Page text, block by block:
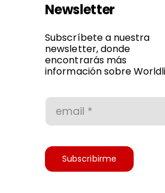
Newsletter
Subscríbete a nuestra
newsletter, donde
encontrarás más
información sobre
Subscribirme